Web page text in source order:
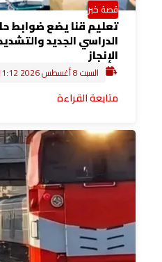
قصة خبر
تعليم قنا يضع ضوابط
الدراسي الجديد
الإنجاز
السبت 8 أغسطس 2026 11:12 ص
متابعة القراءة